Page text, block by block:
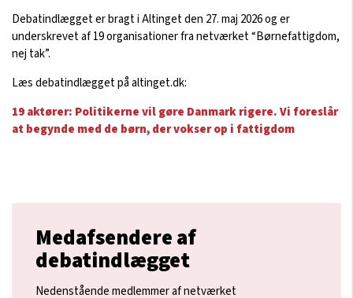
Debatindlægget er bragt i Altinget den 27. maj 2026 og er
underskrevet af 19 organisationer fra netværket “Børnefattigdom,
nej tak”.
Læs debatindlægget på altinget.dk:
19 aktører: Politikerne vil gøre Danmark rigere. Vi foreslår
at begynde med de børn, der vokser op i fattigdom
Medafsendere af
debatindlægget
Nedenstående medlemmer af netværket